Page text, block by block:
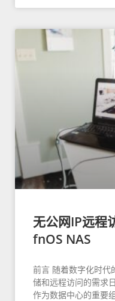
无公网IP远程
fnOS NAS
前言 随着数字化时代
储和远程访问的需求
作为数据中心的重要